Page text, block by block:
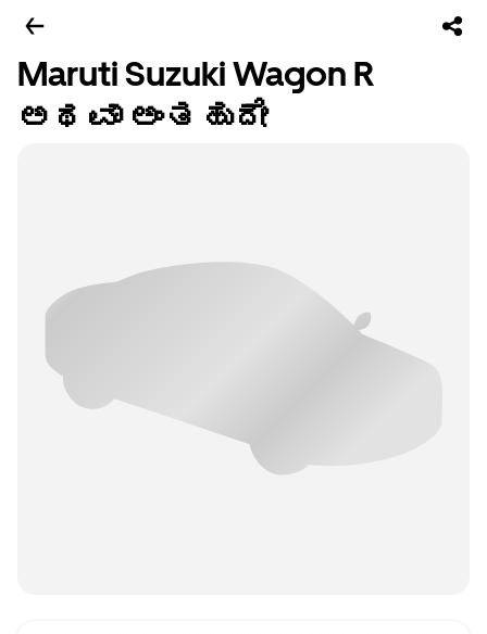
Maruti Suzuki Wagon R
ಅಥವಾ ಅಂತಹುದೇ